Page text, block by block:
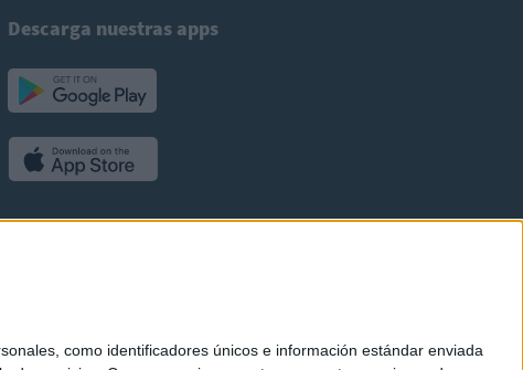
como identificadores únicos e información estándar enviada
Descarga nuestras apps